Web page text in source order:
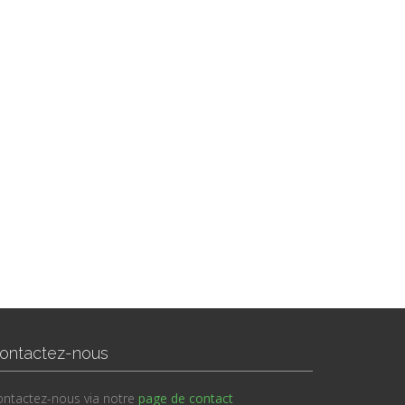
nous
nous via notre page de contact